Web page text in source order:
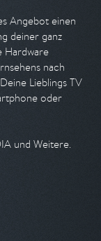
Angebot einen
deiner ganz
Hardware
nach
Lieblings TV
oder
und Weitere.